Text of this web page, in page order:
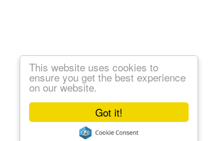
Got it!
This website uses cookies to
ensure you get the best experience
on our website.